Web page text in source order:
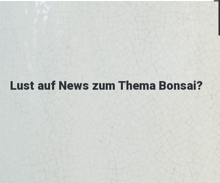
Lust auf News zum Thema Bonsai?